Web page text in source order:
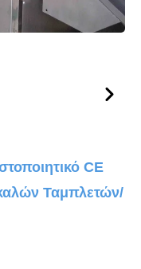
CE
Ταμπλετών/